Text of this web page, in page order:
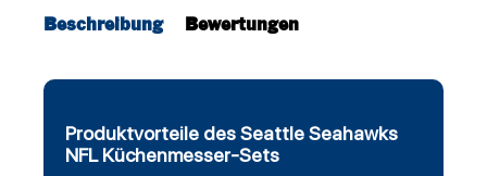
Beschreibung Bewertungen
Produktvorteile des Seattle Seahawks
NFL Küchenmesser-Sets